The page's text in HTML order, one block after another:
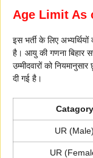
Age Limit As
इस भर्ती के लिए
है। आयु की गणना बिहार
उम्मीदवारों को
दी गई है।
Catagory
UR (Male)
UR